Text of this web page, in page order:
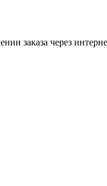
заказа через